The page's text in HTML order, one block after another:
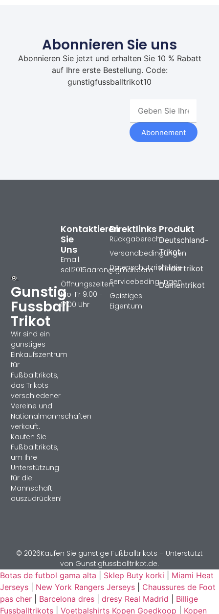
Abonnieren Sie uns
Abonnieren Sie jetzt und erhalten Sie 10 % Rabatt
auf Ihre erste Bestellung. Code:
gunstigfussballtrikot10
Abonnement
Gunstig
Fussball
Trikot
Wir sind ein
günstiges
Einkaufszentrum
für
Fußballtrikots,
das Trikots
verschiedener
Vereine und
Nationalmannschaften
verkauft.
Kaufen Sie
Fußballtrikots,
um Ihre
Unterstützung
für die
Mannschaft
auszudrücken!
Produkt
Deutschland-
Trikot
Kindertrikot
Damentrikot
Direktlinks
Rückgaberecht
Versandbedingungen
Datenschutzrichtlinie
Servicebedingungen
Geistiges
Eigentum
Kontaktieren
Sie
Uns
Email:
sell2015aaron@gmail.com
Öffnungszeiten:
Mo-Fr 9:00 -
17:00 Uhr
© 2026Kaufen Sie günstige Fußballtrikots – Unterstützt
von Gunstigfussballtrikot.de.
Botas de futbol gama alta
Sklep Buty korki
Miami Heat
Jerseys
New York Rangers Jerseys
Chaussures de Foot
pas cher
Barcelona dres dresy Real Madrid
Billige
Fussballtrikots
Voetbalshirts Kopen Goedkoop Kopen